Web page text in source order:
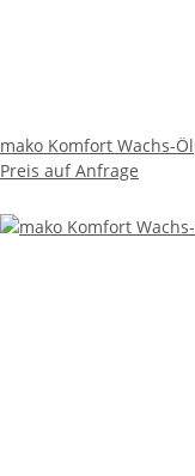
mako Komfort Wachs-
Preis auf Anfrage